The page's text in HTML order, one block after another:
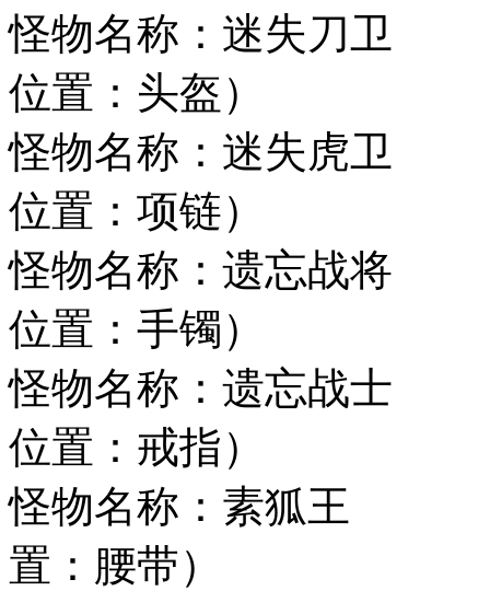
怪物名称：迷失
位置：头盔）
怪物名称：迷失
位置：项链）
怪物名称：遗忘
位置：手镯）
怪物名称：遗忘
位置：戒指）
怪物名称：素
置：腰带）